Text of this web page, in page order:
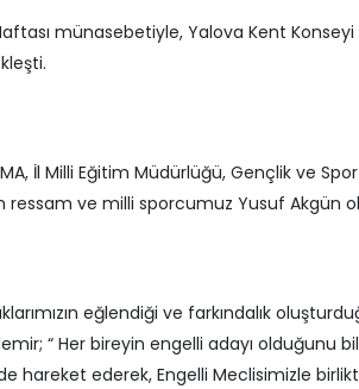
münasebetiyle, Yalova Kent
İl Milli Eğitim Müdürlüğü, Gençlik ve
ressam ve milli sporcumuz Yusuf Akgün
eğlendiği ve farkındalık
“ Her bireyin engelli adayı olduğunu
hareket ederek, Engelli Meclisimizle